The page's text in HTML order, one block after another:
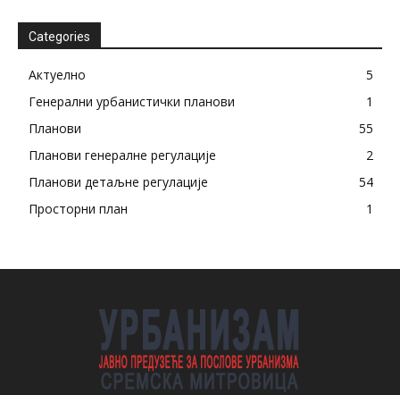
Categories
Актуелно
5
Генерални урбанистички планови
1
Планови
55
Планови генералне регулације
2
Планови детаљне регулације
54
Просторни план
1